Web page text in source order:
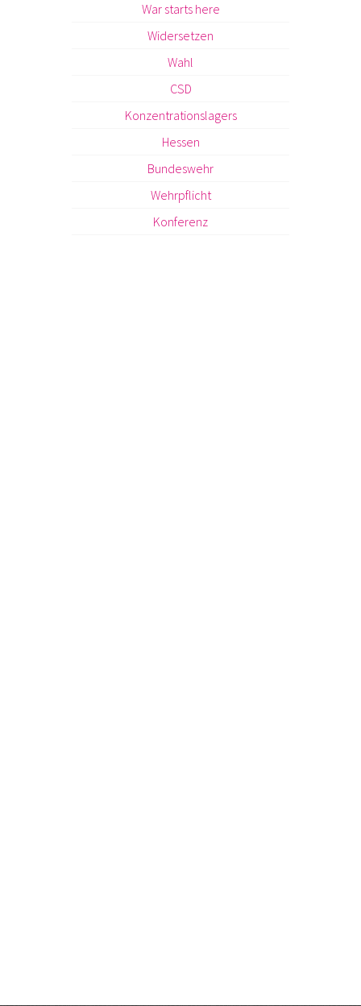
War starts here
Widersetzen
Wahl
CSD
Konzentrationslagers
Hessen
Bundeswehr
Wehrpflicht
Konferenz